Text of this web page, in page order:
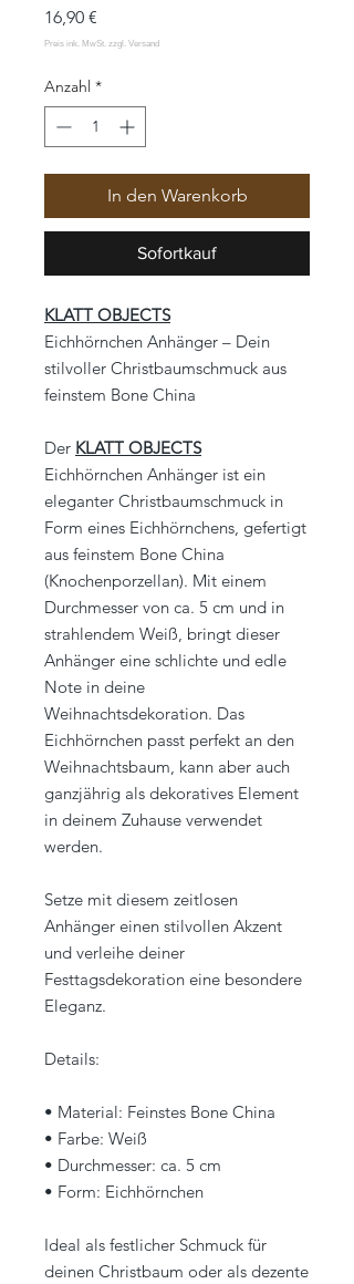
16,90 €
Anzahl *
In den Warenkorb
Sofortkauf
KLATT OBJECTS
Eichhörnchen Anhänger – Dein
stilvoller Christbaumschmuck aus
feinstem Bone China
Der KLATT OBJECTS
Eichhörnchen Anhänger ist ein
eleganter Christbaumschmuck in
Form eines Eichhörnchens, gefertigt
aus feinstem Bone China
(Knochenporzellan). Mit einem
Durchmesser von ca. 5 cm und in
strahlendem Weiß, bringt dieser
Anhänger eine schlichte und edle
Note in deine
Weihnachtsdekoration. Das
Eichhörnchen passt perfekt an den
Weihnachtsbaum, kann aber auch
ganzjährig als dekoratives Element
in deinem Zuhause verwendet
werden.
Setze mit diesem zeitlosen
Anhänger einen stilvollen Akzent
und verleihe deiner
Festtagsdekoration eine besondere
Eleganz.
Details:
• Material: Feinstes Bone China
• Farbe: Weiß
• Durchmesser: ca. 5 cm
• Form: Eichhörnchen
Ideal als festlicher Schmuck für
deinen Christbaum oder als dezente